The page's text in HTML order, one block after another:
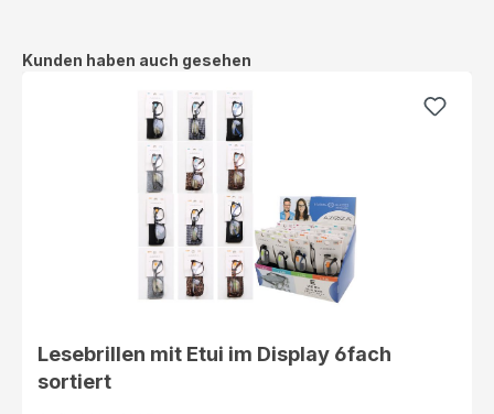
Produktgalerie überspringen
Kunden haben auch gesehen
Lesebrillen mit Etui im Display 6fach
sortiert